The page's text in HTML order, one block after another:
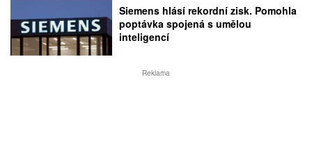
Siemens hlásí rekordní zisk. Pomohla
poptávka spojená s umělou
inteligencí
Reklama